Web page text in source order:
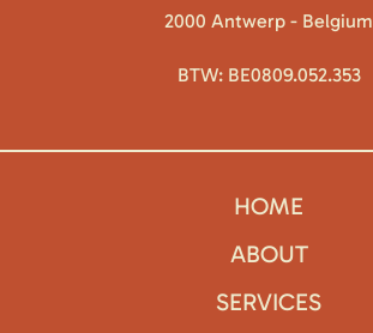
2000 Antwerp - Belgium
BTW: BE0809.052.353
HOME
ABOUT
SERVICES